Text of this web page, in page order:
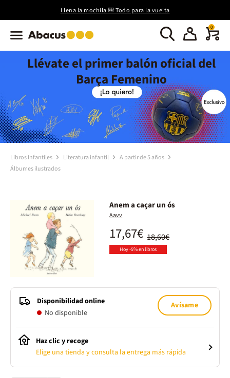
Llena la mochila 🎒 Todo para la vuelta
0
Llévate el primer balón oficial del
Barça Femenino
Libros Infantiles Literatura infantil
A partir de 5 años
Álbumes ilustrados
Anem a caçar un ós
Aavv
18,60€
17,67€
Hoy -5% en libros
Disponibilidad online
No disponible
Avísame
Haz clic y recoge
Elige una tienda y consulta la entrega más rápida